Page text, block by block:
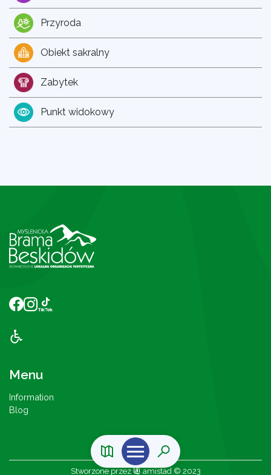
Przyroda
Obiekt sakralny
Zabytek
Punkt widokowy
Menu
Information
Blog
Stworzone przez amistad © 2023